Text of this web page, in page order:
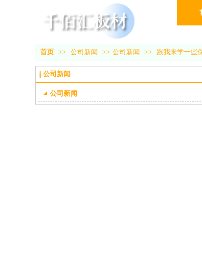
首页 >> 公司新闻 >> 公司新闻 >> 跟我来学一些
公司新闻
公司新闻